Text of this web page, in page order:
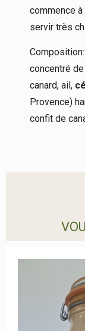
commence
servir très
concentré
canard, ail,
Provence)
confit de